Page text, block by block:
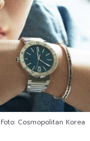
Foto: Cosmopolitan Korea